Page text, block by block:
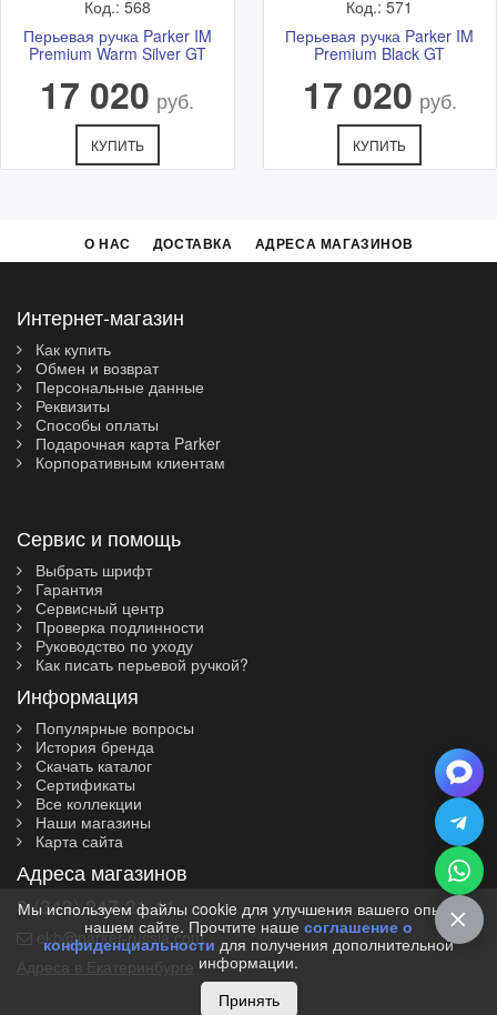
Код.: 568
Перьевая ручка Parker IM
Premium Warm Silver GT
17 020 руб.
КУПИТЬ
Код.: 571
Перьевая ручка Parker IM
Premium Black GT
17 020 руб.
КУПИТЬ
О НАС ДОСТАВКА АДРЕСА МАГАЗИНОВ
Интернет-магазин
Как купить
Обмен и возврат
Персональные данные
Реквизиты
Способы оплаты
Подарочная карта Parker
Корпоративным клиентам
Сервис и помощь
Выбрать шрифт
Гарантия
Сервисный центр
Проверка подлинности
Руководство по уходу
Как писать перьевой ручкой?
Информация
Популярные вопросы
История бренда
Скачать каталог
Сертификаты
Все коллекции
Наши магазины
Карта сайта
Адреса магазинов
8 (343) 247-21-11
ekb@parker-russia.com
Мы используем файлы cookie для улучшения вашего опыта на
нашем сайте. Прочтите наше соглашение о
конфиденциальности для получения дополнительной
информации.
Принять